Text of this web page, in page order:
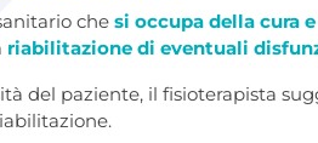
che si occupa della cura
riabilitazione di eventuali
del paziente, il fisioterapista